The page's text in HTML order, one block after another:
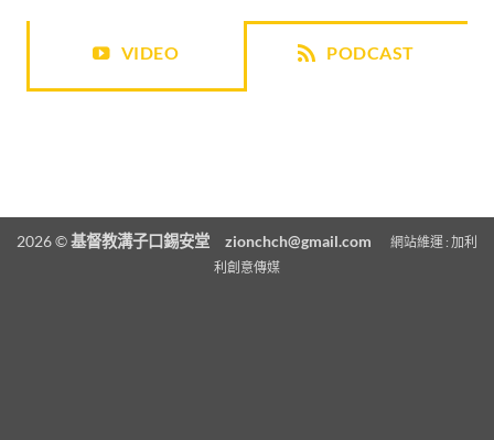
VIDEO PODCAST
2026 ©基督教溝子口錫安堂 zionchch@gmail.com 網站維運 : 加利
利創意傳媒